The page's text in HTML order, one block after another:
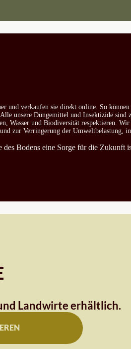
und verkaufen sie direkt online. So
unsere Düngemittel und Insektizide
Wasser und Biodiversität respektieren.
zur Verringerung der Umweltbelastung,
Bodens eine Sorge für die
Landwirte erhältlich.